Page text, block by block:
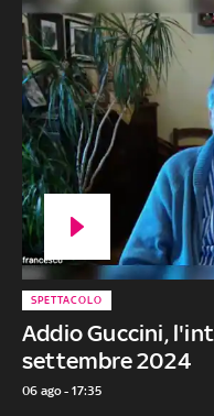
Addio Guccini,
settembre 2024
SPETTACOLO
06 ago - 17:35